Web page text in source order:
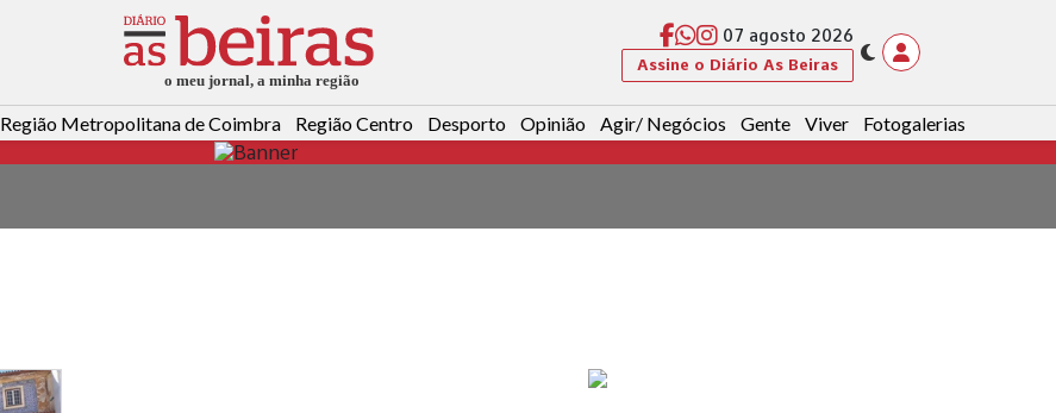
07 agosto 2026
Assine o Diário As Beiras
Região Metropolitana de Coimbra Região Centro Desporto Opinião Agir/ Negócios Gente Viver Fotogalerias